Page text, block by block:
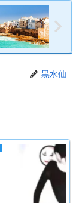
黒水仙